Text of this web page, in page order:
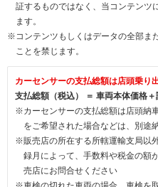
証するものではなく、当コンテンツ
ます。
※コンテンツもしくはデータの全部ま
ことを禁じます。
カーセンサーの支払総額は店頭乗り
支払総額（税込） ＝ 車両本体価格＋
※カーセンサーの支払総額は店頭納
をご希望された場合などは、別途
※販売店の所在する所轄運輸支局以
録月によって、手数料や税金の額
売店にお問合せください